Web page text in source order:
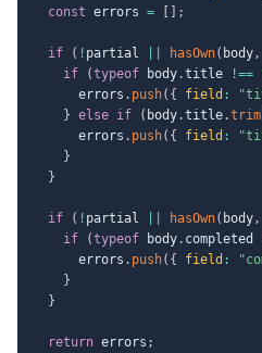
const errors = ;
if ( ! partial hasOwn( body,
if
(typeof body.title !==
      errors
. push( { field :
} else if ( body.title.trim
      errors
. push( { field :
}
}
if ( ! partial hasOwn( body,
if
(typeof body. completed
      errors
. push( { field :
}
}
return errors ;